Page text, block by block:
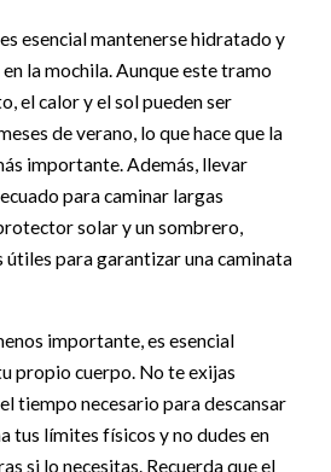
esencial mantenerse hidratado y
la mochila. Aunque este tramo
el calor y el sol pueden ser
de verano, lo que hace que la
importante. Además, llevar
para caminar largas
solar y un sombrero,
útiles para garantizar una caminata
importante, es esencial
propio cuerpo. No te exijas
tiempo necesario para descansar
tus límites físicos y no dudes en
si lo necesitas. Recuerda que el